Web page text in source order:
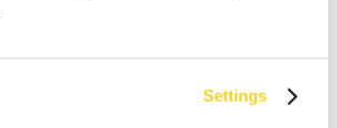
Settings
die op werkdagen vóór 12:00 uur